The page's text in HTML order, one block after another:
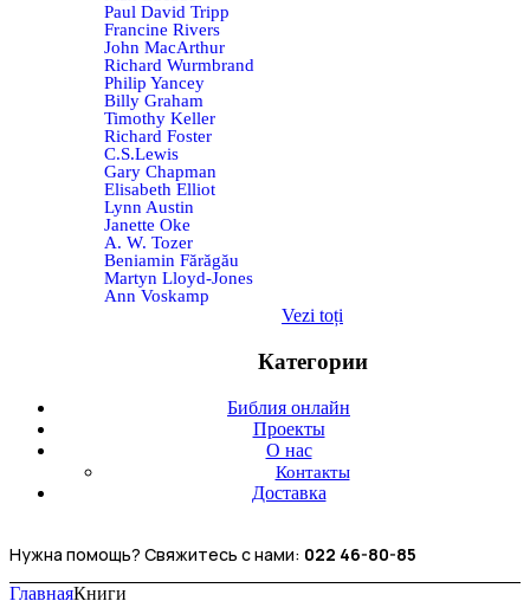
Paul David Tripp
Francine Rivers
John MacArthur
Richard Wurmbrand
Philip Yancey
Billy Graham
Timothy Keller
Richard Foster
C.S.Lewis
Gary Chapman
Elisabeth Elliot
Lynn Austin
Janette Oke
A. W. Tozer
Beniamin Fărăgău
Martyn Lloyd-Jones
Ann Voskamp
Vezi toți
Категории
Библия онлайн
Проекты
О нас
Контакты
Доставка
Нужна помощь? Свяжитесь с нами: 022 46-80-85
ГлавнаяКниги